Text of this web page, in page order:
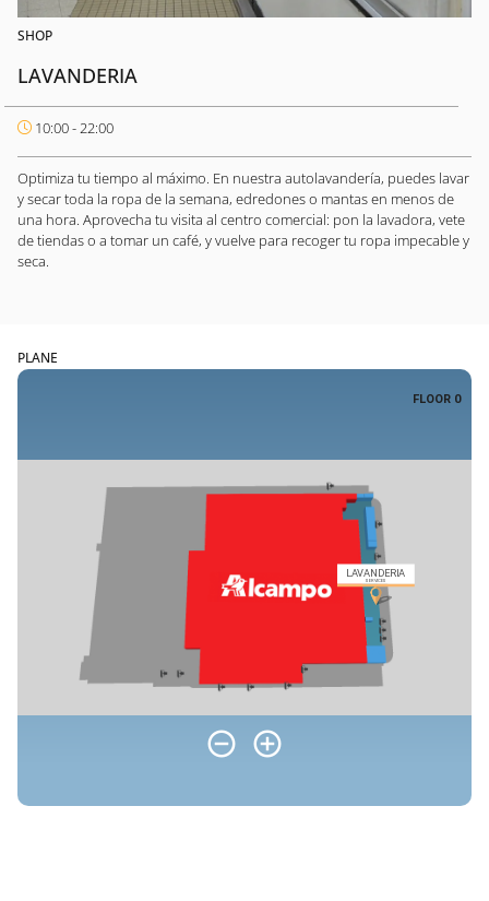
SHOP
LAVANDERIA
10:00 - 22:00
Optimiza tu tiempo al máximo. En nuestra autolavandería, puedes lavar
y secar toda la ropa de la semana, edredones o mantas en menos de
una hora. Aprovecha tu visita al centro comercial: pon la lavadora, vete
de tiendas o a tomar un café, y vuelve para recoger tu ropa impecable y
seca.
PLANE